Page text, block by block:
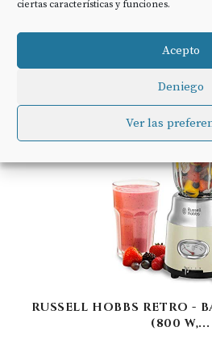
ciertas características y funciones.
Acepto
Deniego
Ver las
RUSSELL HOBBS RETRO -
(800 W,...